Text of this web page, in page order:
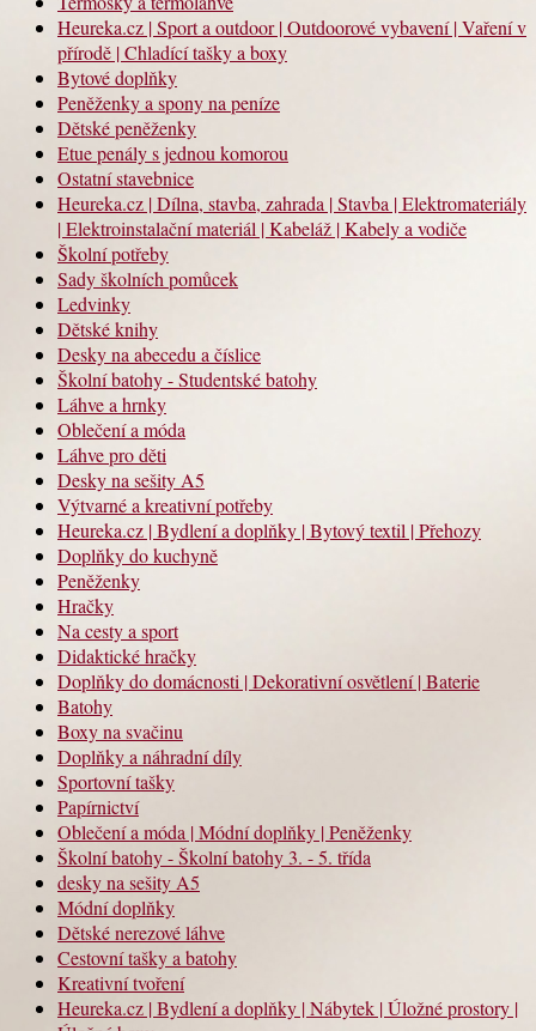
Heureka.cz | Sport a outdoor | Outdoorové vybavení | Vaření v
přírodě | Chladící tašky a boxy
Bytové doplňky
Peněženky a spony na peníze
Dětské peněženky
Etue penály s jednou komorou
Ostatní stavebnice
Heureka.cz | Dílna, stavba, zahrada | Stavba | Elektromateriály
| Elektroinstalační materiál | Kabeláž | Kabely a vodiče
Školní potřeby
Sady školních pomůcek
Ledvinky
Dětské knihy
Desky na abecedu a číslice
Školní batohy - Studentské batohy
Láhve a hrnky
Oblečení a móda
Láhve pro děti
Desky na sešity A5
Výtvarné a kreativní potřeby
Heureka.cz | Bydlení a doplňky | Bytový textil | Přehozy
Doplňky do kuchyně
Peněženky
Hračky
Na cesty a sport
Didaktické hračky
Doplňky do domácnosti | Dekorativní osvětlení | Baterie
Batohy
Boxy na svačinu
Doplňky a náhradní díly
Sportovní tašky
Papírnictví
Oblečení a móda | Módní doplňky | Peněženky
Školní batohy - Školní batohy 3. - 5. třída
desky na sešity A5
Módní doplňky
Dětské nerezové láhve
Cestovní tašky a batohy
Kreativní tvoření
Heureka.cz | Bydlení a doplňky | Nábytek | Úložné prostory |